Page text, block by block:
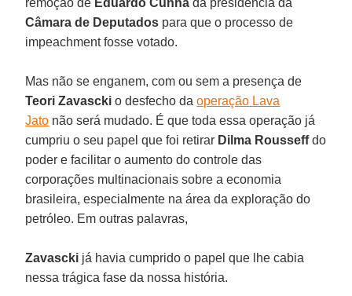
Câmara de Deputados para que o processo de
impeachment fosse votado.
Mas não se enganem, com ou sem a presença de
Teori Zavascki o desfecho daoperação Lava
Jato não será mudado. É que toda essa operação já
cumpriu o seu papel que foi retirar Dilma Rousseffdo
poder e facilitar o aumento do controle das
corporações multinacionais sobre a economia
brasileira, especialmente na área da exploração do
petróleo. Em outras palavras,
Zavascki já havia cumprido o papel que lhe cabia
nessa trágica fase da nossa história.